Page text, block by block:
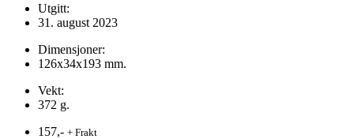
Utgitt:
31. august 2023
Dimensjoner:
126x34x193 mm.
Vekt:
372 g.
157,- + Frakt